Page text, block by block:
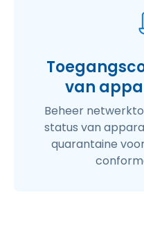
van
Beheer
status van
quarantaine